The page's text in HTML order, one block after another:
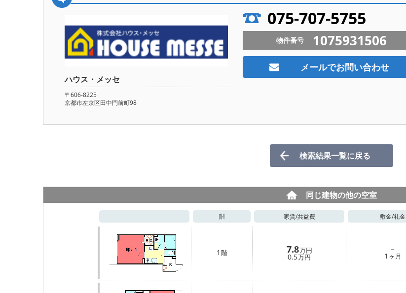
ハウス・メッセ
〒606-8225
京都市左京区田中門前町98
075-707-5755
物件番号 1075931506
メールでお問い合わせ
検索結果一覧に戻る
同じ建物の他の空室
階 家賃/共益費 敷金/礼金
1 階 7.8万円
0.5万円
－
1 ヶ月